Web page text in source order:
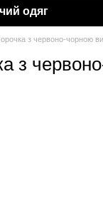
одяг
з червоно-чорною
з